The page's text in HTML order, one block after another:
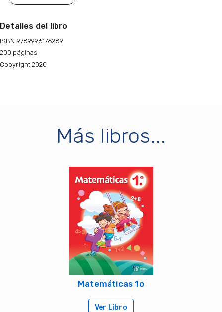
Detalles del libro
ISBN 9789996176289
200 páginas
Copyright 2020
Más libros...
Matemáticas 1o
Ver Libro